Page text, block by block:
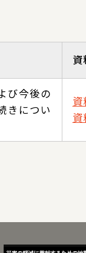
資
び今後の
きについ